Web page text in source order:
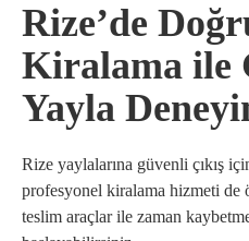
Rize’de
Kiralama ile
Yayla
Rize yaylalarına güvenli çıkış
profesyonel kiralama hizmeti de
teslim araçlar ile zaman